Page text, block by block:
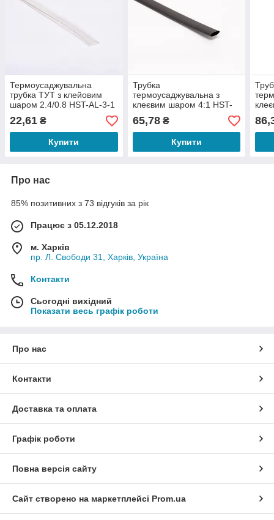
Термоусаджувальна
трубка ТУТ з клейовим
шаром 2.4/0.8 HST-AL-3-1
22,61 ₴
Купити
Трубка
термоусаджувальна з
клеєвим шаром 4:1 HST-
AL-4-1 12/3
65,78₴
Купити
AL-
Про нас
85% позитивних з 73 відгуків за рік
Працює з 05.12.2018
м. Харків
пр. Л. Свободи 31, Харків, Україна
Контакти
Сьогодні вихідний
Показати весь графік роботи
Про нас
Контакти
Доставка та оплата
Графік роботи
Повна версія сайту
Сайт створено на маркетплейсі Prom.ua